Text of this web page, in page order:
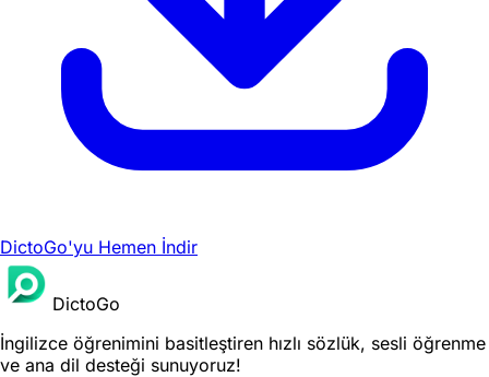
DictoGo'yu Hemen İndir
DictoGo
İngilizce öğrenimini basitleştiren hızlı sözlük, sesli öğrenme
ve ana dil desteği sunuyoruz!